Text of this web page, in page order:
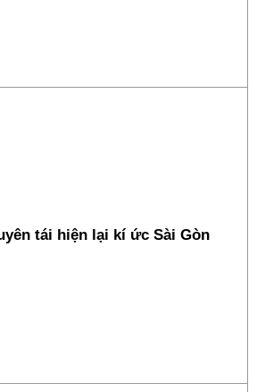
tái hiện lại kí ức Sài Gòn